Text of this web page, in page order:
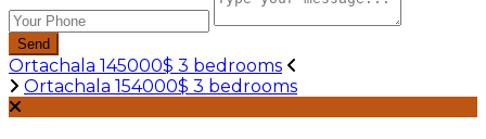
Send
Ortachala 145000$ 3 bedrooms
Ortachala 154000$ 3 bedrooms